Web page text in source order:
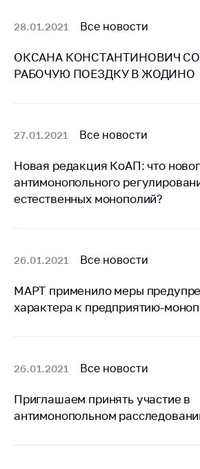
Общественное
проектов
Маркировка
ведения бизнеса
Рекомендации по
предотвращению
распространения
COVID-19 для
обслуживания
Обучение по
вопросам
антимонопольного
28.01.2021 Все новости
ОКСАНА КОНСТАНТИНОВИЧ
РАБОЧУЮ ПОЕЗДКУ В ЖОДИНО
27.01.2021 Все новости
Новая редакция КоАП: что
антимонопольного
естественных монополий?
26.01.2021 Все новости
МАРТ применило меры
характера к предприятию-
26.01.2021 Все новости
Приглашаем принять участие в
антимонопольном